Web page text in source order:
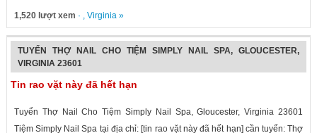
1,520 lượt xem · , Virginia»
TUYỂN THỢ NAIL CHO TIỆM SIMPLY NAIL SPA, GLOUCESTER,
VIRGINIA 23601
Tin rao vặt này đã hết hạn
Tuyển Thợ Nail Cho Tiệm Simply Nail Spa, Gloucester, Virginia 23601
Tiệm Simply Nail Spa tại địa chỉ: [tin rao vặt này đã hết hạn] cần tuyển: Thợ